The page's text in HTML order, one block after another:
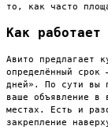
то, как часто
Как работает
Авито предлагает
определённый
дней». По сути вы
ваше объявление в
местах. Есть и
закрепление